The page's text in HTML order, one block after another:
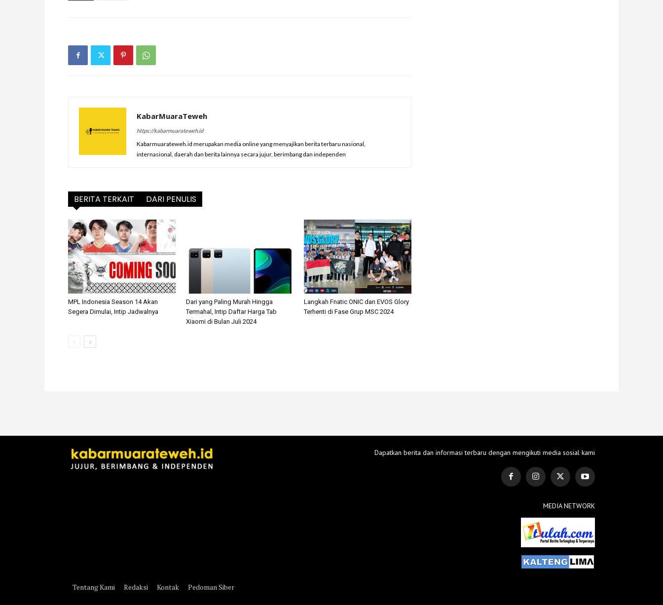
KabarMuaraTeweh
https://kabarmuarateweh.id
Kabarmuarateweh.id merupakan media online yang menyajikan berita terbaru nasional,
internasional, daerah dan berita lainnya secara jujur, berimbang dan independen
BERITA TERKAIT DARI PENULIS
MPL Indonesia Season 14 Akan
Segera Dimulai, Intip Jadwalnya
Dari yang Paling Murah Hingga
Termahal, Intip Daftar Harga Tab
Xiaomi di Bulan Juli 2024
Langkah Fnatic ONIC dan EVOS Glory
Terhenti di Fase Grup MSC 2024
Dapatkan berita dan informasi terbaru dengan mengikuti media sosial kami
MEDIA NETWORK
Tentang Kami Redaksi Kontak Pedoman Siber